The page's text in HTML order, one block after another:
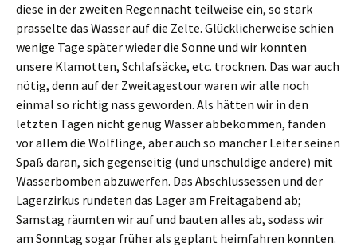
diese in der zweiten Regennacht teilweise ein, so stark
prasselte das Wasser auf die Zelte. Glücklicherweise schien
wenige Tage später wieder die Sonne und wir konnten
unsere Klamotten, Schlafsäcke, etc. trocknen. Das war auch
nötig, denn auf der Zweitagestour waren wir alle noch
einmal so richtig nass geworden. Als hätten wir in den
letzten Tagen nicht genug Wasser abbekommen, fanden
vor allem die Wölflinge, aber auch so mancher Leiter seinen
Spaß daran, sich gegenseitig (und unschuldige andere) mit
Wasserbomben abzuwerfen. Das Abschlussessen und der
Lagerzirkus rundeten das Lager am Freitagabend ab;
Samstag räumten wir auf und bauten alles ab, sodass wir
am Sonntag sogar früher als geplant heimfahren konnten.